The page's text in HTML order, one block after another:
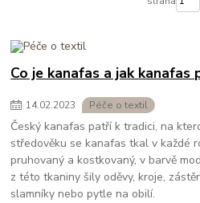
Co je kanafas a jak kanafas
14.02.2023 Péče o textil
Český kanafas patří k tradici, na
středověku se kanafas tkal v každé
pruhovaný a kostkovaný, v barvě
z této tkaniny šily oděvy, kroje,
slamníky nebo pytle na obilí.